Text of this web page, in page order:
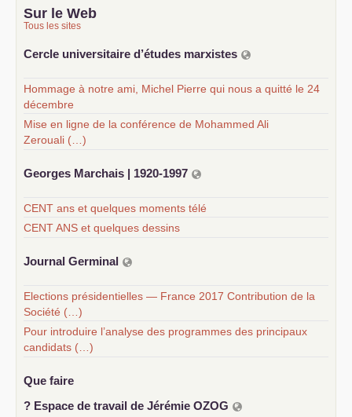
Sur le Web
Tous les sites
Cercle universitaire d’études marxistes
Hommage à notre ami, Michel Pierre qui nous a quitté le 24
décembre
Mise en ligne de la conférence de Mohammed Ali
Zerouali (…)
Georges Marchais | 1920-1997
CENT ans et quelques moments télé
CENT ANS et quelques dessins
Journal Germinal
Elections présidentielles — France 2017 Contribution de la
Société (…)
Pour introduire l’analyse des programmes des principaux
candidats (…)
Que faire
? Espace de travail de Jérémie OZOG